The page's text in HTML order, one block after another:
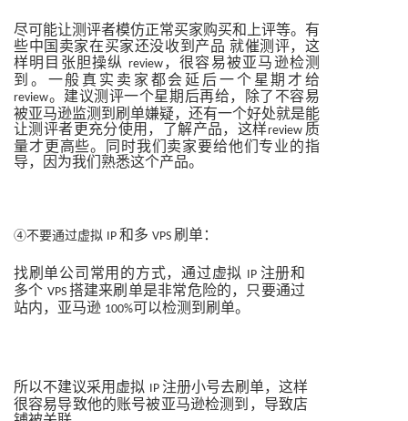
尽可能让测评者模仿正常买家购买和上评等。有
些中国卖家在买家还没收到产品 就催测评，这
样明目张胆操纵 review，很容易被亚马逊检测
到。一般真实卖家都会延后一个星期才给
review。建议测评一个星期后再给，除了不容易
被亚马逊监测到刷单嫌疑，还有一个好处就是能
让测评者更充分使用，了解产品，这样review质
量才更高些。同时我们卖家要给他们专业的指
导，因为我们熟悉这个产品。
④不要通过虚拟 IP 和多 VPS 刷单：
找刷单公司常用的方式，通过虚拟 IP 注册和
多个 VPS 搭建来刷单是非常危险的，只要通过
站内，亚马逊 100%可以检测到刷单。
所以不建议采用虚拟 IP 注册小号去刷单，这样
很容易导致他的账号被亚马逊检测到，导致店